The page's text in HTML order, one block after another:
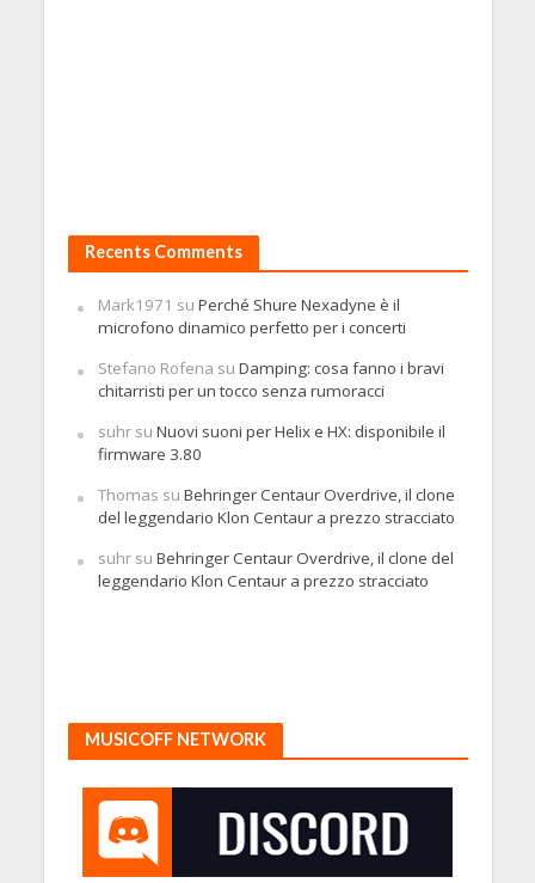
Recents Comments
Mark1971 su Perché Shure Nexadyne è il
microfono dinamico perfetto per i concerti
Stefano Rofena su Damping: cosa fanno i bravi
chitarristi per un tocco senza rumoracci
suhrsu Nuovi suoni per Helix e HX: disponibile il
firmware 3.80
Thomas su Behringer Centaur Overdrive, il clone
del leggendario Klon Centaur a prezzo stracciato
suhrsu Behringer Centaur Overdrive, il clone del
leggendario Klon Centaur a prezzo stracciato
MUSICOFF NETWORK